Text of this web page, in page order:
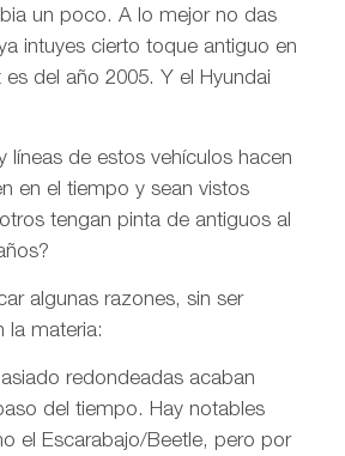
un poco. A lo mejor no das
intuyes cierto toque antiguo en
es del año 2005. Y el Hyundai
líneas de estos vehículos hacen
en el tiempo y sean vistos
tengan pinta de antiguos al
algunas razones, sin ser
la materia:
redondeadas acaban
del tiempo. Hay notables
el Escarabajo/Beetle, pero por